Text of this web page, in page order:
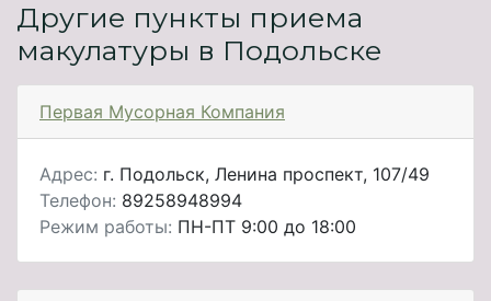
Другие пункты приема
макулатуры в Подольске
Первая Мусорная Компания
Адрес: г. Подольск, Ленина проспект, 107/49
Телефон: 89258948994
Режим работы: ПН-ПТ 9:00 до 18:00